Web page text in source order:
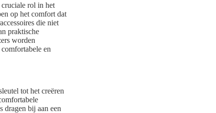
rol in het
op het comfort dat
die niet
praktische
worden
en
tot het creëren
dragen bij aan een